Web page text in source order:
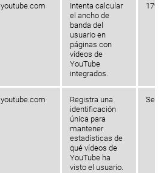
youtube.com
Intenta calcular
el ancho de
banda del
usuario en
páginas con
vídeos de
YouTube
integrados.
179
youtube.com
Registra una
identificación
única para
mantener
estadísticas de
qué vídeos de
YouTube ha
visto el usuario.